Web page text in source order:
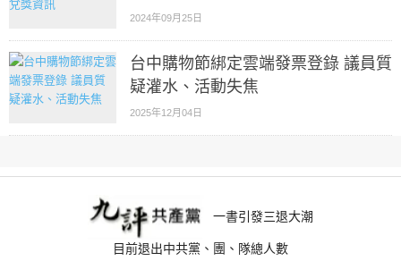
2024年09月25日
台中購物節綁定雲端發票登錄 議員質
疑灌水、活動失焦
2025年12月04日
一書引發三退大潮
目前退出中共黨、團、隊總人數